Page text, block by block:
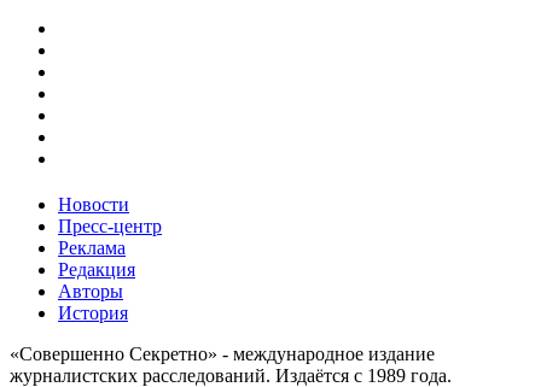
Новости
Пресс-центр
Реклама
Редакция
Авторы
История
«Совершенно Секретно» - международное издание
журналистских расследований. Издаётся с 1989 года.